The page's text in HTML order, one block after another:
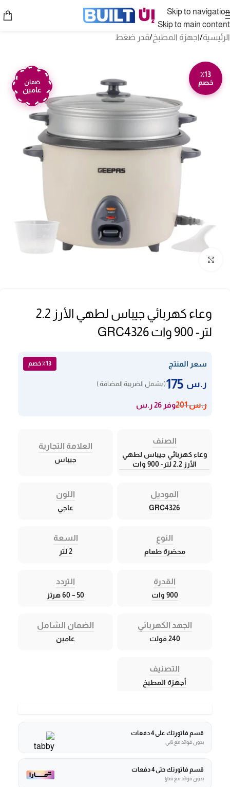
Skip to navigation
Skip to main content
الرئيسية/اجهزة المطبخ/قدر ضغط
٪13
خصم
ضمان
عامين
وعاء كهربائي جيباس لطهي الأرز 2.2
لتر- 900 وات GRC4326
سعر المنتج ٪13 خصم
ر.س ( يشمل الضريبة المضافة )
ر.س201 وفر 26 ر.س
الصنف
وعاء كهربائي جيباس لطهي
الأرز 2.2 لتر- 900 وات
العلامة التجارية
جيباس
الموديل
GRC4326
اللون
عاجي
النوع
محضرة طعام
السعة
2 لتر
القدرة
900 وات
التردد
50 – 60 هرتز
الجهد الكهربائي
240 فولت
الضمان الشامل
عامين
التصنيف
أجهزة المطبخ
قسم فاتورتك على 4 دفعات
بدون فوائد مع تابي
قسم فاتورتك حتى 4 دفعات
بدون فوائد مع تمارا